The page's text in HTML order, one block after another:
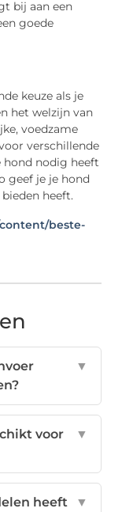
bij aan een
goede
keuze als je
het welzijn van
voedzame
verschillende
hond nodig heeft
geef je je hond
heeft.
beste-
▼
voor
▼
heeft
▼